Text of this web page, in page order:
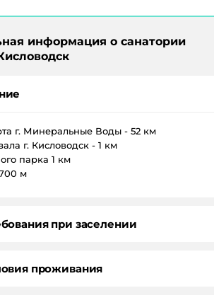
информация о санатории
г. Минеральные Воды - 52 км
г. Кисловодск - 1 км
парка 1 км
м
при заселении
проживания